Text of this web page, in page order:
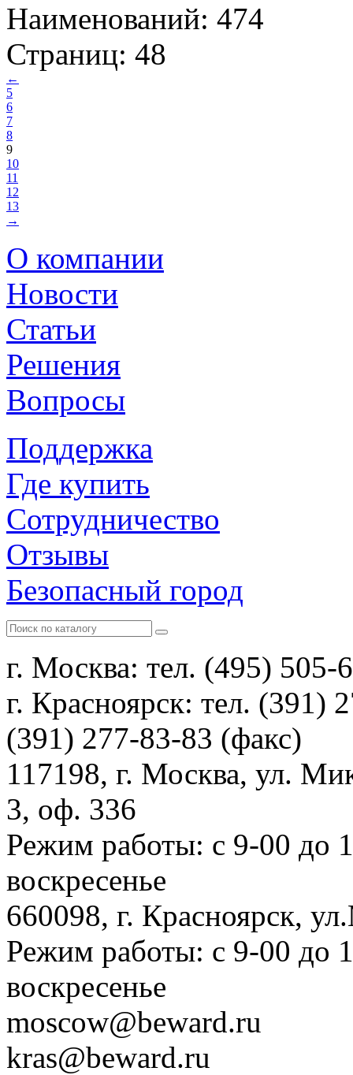
Наименований: 474
Страниц: 48
←
5
6
7
8
9
10
11
12
13
→
О компании
Новости
Статьи
Решения
Вопросы
Поддержка
Где купить
Сотрудничество
Отзывы
Безопасный город
г. Москва: тел. (495) 505-
г. Красноярск: тел. (391)
(391) 277-83-83 (факс)
117198, г. Москва, ул.
3, оф. 336
Режим работы: с 9-00 до
воскресенье
660098, г. Красноярск,
Режим работы: с 9-00 до
воскресенье
moscow@beward.ru
kras@beward.ru